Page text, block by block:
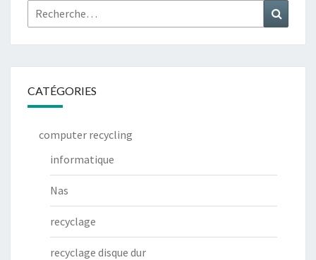
Rechercher :
CATÉGORIES
computer recycling
informatique
Nas
recyclage
recyclage disque dur